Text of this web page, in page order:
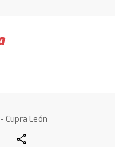
- Cupra León
Share